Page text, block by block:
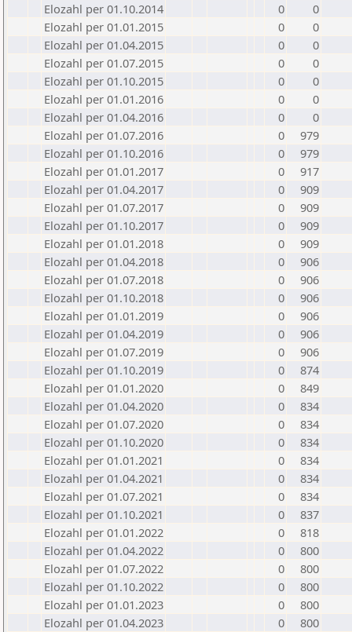
Elozahl per 01.10.2014
0
0
Elozahl per 01.01.2015
0
0
Elozahl per 01.04.2015
0
0
Elozahl per 01.07.2015
0
0
Elozahl per 01.10.2015
0
0
Elozahl per 01.01.2016
0
0
Elozahl per 01.04.2016
0
0
Elozahl per 01.07.2016
0
979
Elozahl per 01.10.2016
0
979
Elozahl per 01.01.2017
0
917
Elozahl per 01.04.2017
0
909
Elozahl per 01.07.2017
0
909
Elozahl per 01.10.2017
0
909
Elozahl per 01.01.2018
0
909
Elozahl per 01.04.2018
0
906
Elozahl per 01.07.2018
0
906
Elozahl per 01.10.2018
0
906
Elozahl per 01.01.2019
0
906
Elozahl per 01.04.2019
0
906
Elozahl per 01.07.2019
0
906
Elozahl per 01.10.2019
0
874
Elozahl per 01.01.2020
0
849
Elozahl per 01.04.2020
0
834
Elozahl per 01.07.2020
0
834
Elozahl per 01.10.2020
0
834
Elozahl per 01.01.2021
0
834
Elozahl per 01.04.2021
0
834
Elozahl per 01.07.2021
0
834
Elozahl per 01.10.2021
0
837
Elozahl per 01.01.2022
0
818
Elozahl per 01.04.2022
0
800
Elozahl per 01.07.2022
0
800
Elozahl per 01.10.2022
0
800
Elozahl per 01.01.2023
0
800
Elozahl per 01.04.2023
0
800